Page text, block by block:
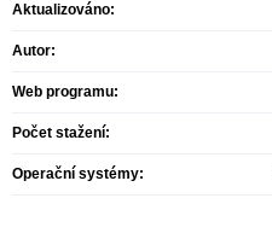
Aktualizováno:
Autor:
Web programu:
Počet stažení:
Operační systémy: